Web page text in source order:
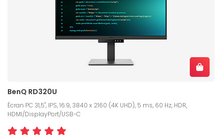
BenQ RD320U
Écran PC 31,5", IPS, 16:9, 3840 x 2160 (4K UHD), 5 ms, 60 Hz, HDR,
HDMI/DisplayPort/USB-C